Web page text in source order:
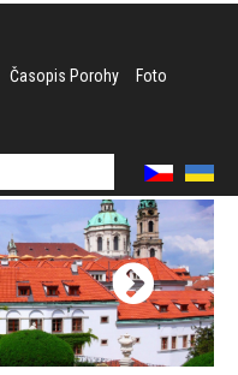
Časopis Porohy Foto